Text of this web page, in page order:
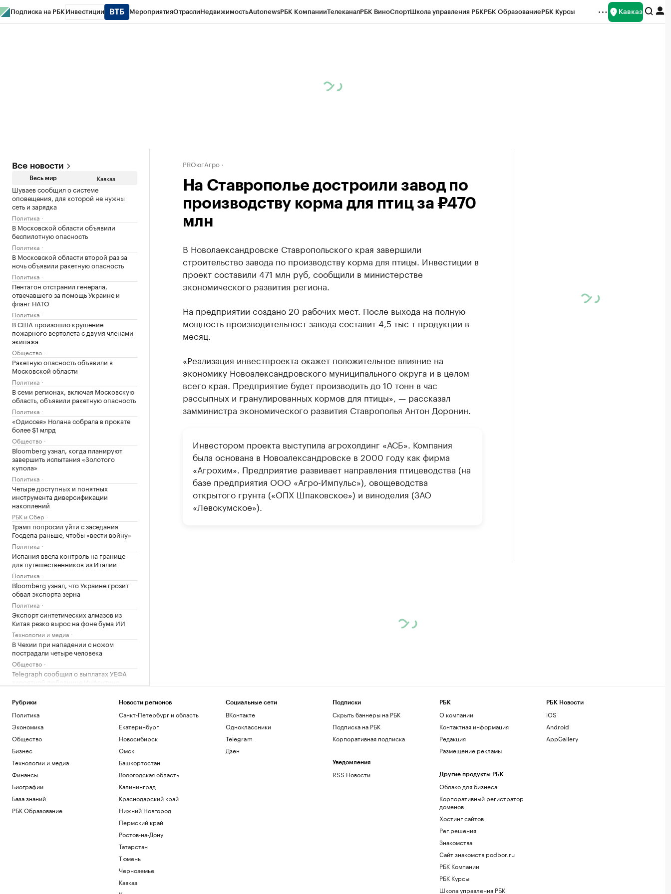
Подписка на РБК Инвестиции МероприятияОтраслиНедвижимостьAutonewsРБК КомпанииТелеканалРБК ВиноСпортШкола управления РБКРБК ОбразованиеРБК Курсы Кавказ
Все новости
Весь мир Кавказ
Шуваев сообщил о системе
оповещения, для которой не нужны
сеть и зарядка
Политика
В Московской области объявили
беспилотную опасность
Политика
В Московской области второй раз за
ночь объявили ракетную опасность
Политика
Пентагон отстранил генерала,
отвечавшего за помощь Украине и
фланг НАТО
Политика
В США произошло крушение
пожарного вертолета с двумя членами
экипажа
Общество
Ракетную опасность объявили в
Московской области
Политика
В семи регионах, включая Московскую
область, объявили ракетную опасность
Политика
«Одиссея» Нолана собрала в прокате
более $1 млрд
Общество
Bloomberg узнал, когда планируют
завершить испытания «Золотого
купола»
Политика
Четыре доступных и понятных
инструмента диверсификации
накоплений
РБК и Сбер
Трамп попросил уйти с заседания
Госдепа раньше, чтобы «вести войну»
Политика
Испания ввела контроль на границе
для путешественников из Италии
Политика
Bloomberg узнал, что Украине грозит
обвал экспорта зерна
Политика
Экспорт синтетических алмазов из
Китая резко вырос на фоне бума ИИ
Технологии и медиа
В Чехии при нападении с ножом
пострадали четыре человека
Общество
Telegraph сообщил о выплатах УЕФА
вероятной любовнице Инфантино
Ученые оценили риски от созданных с
помощью ИИ искусственных вирусов
«Ноев ковчег»: почему в восточной
Арктике эволюция шла непрерывно
РБК и УК Первая
Сооснователь Wikipedia назвал ее
Зеленский встретился с президентом
Сербии Вучичем
Политика
PROюгАгро
На Ставрополье достроили завод по
производству корма для птиц за ₽470
млн
В Новолаександровске Ставропольского края завершили
строительство завода по производству корма для птицы. Инвестиции в
проект составили 471 млн руб, сообщили в министерстве
экономического развития региона.
На предприятии создано 20 рабочих мест. После выхода на полную
мощность производительност завода составит 4,5 тыс т продукции в
месяц.
«Реализация инвестпроекта окажет положительное влияние на
экономику Новоалександровского муниципального округа и в целом
всего края. Предприятие будет производить до 10 тонн в час
рассыпных и гранулированных кормов для птицы», — рассказал
замминистра экономического развития Ставрополья Антон Доронин.
Инвестором проекта выступила агрохолдинг «АСБ». Компания
была основана в Новоалександровске в 2000 году как фирма
«Агрохим». Предприятие развивает направления птицеводства (на
базе предприятия ООО «Агро-Импульс»), овощеводства
открытого грунта («ОПХ Шпаковское») и виноделия (ЗАО
«Левокумское»).
Рубрики
Политика
Экономика
Общество
Бизнес
Технологии и медиа
Финансы
Биографии
База знаний
РБК Образование
Новости регионов
Санкт-Петербург и область
Екатеринбург
Новосибирск
Омск
Башкортостан
Вологодская область
Калининград
Краснодарский край
Нижний Новгород
Пермский край
Ростов-на-Дону
Татарстан
Тюмень
Черноземье
Кавказ
Социальные сети
ВКонтакте
Одноклассники
Telegram
Дзен
Подписки
Скрыть баннеры на РБК
Подписка на РБК
Корпоративная подписка
Уведомления
RSS Новости
РБК
О компании
Контактная информация
Редакция
Размещение рекламы
Другие продукты РБК
Облако для бизнеса
Корпоративный регистратор
доменов
Хостинг сайтов
Рег.решения
Знакомства
Сайт знакомств podbor.ru
РБК Компании
РБК Курсы
Школа управления РБК
РБК Новости
iOS
Android
AppGallery